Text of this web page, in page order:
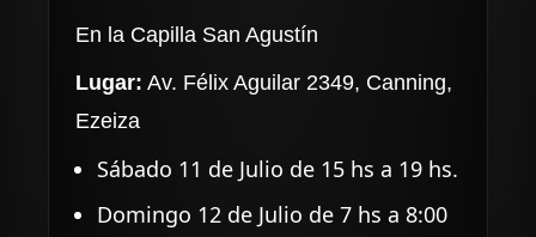
En la Capilla San Agustín
Lugar: Av. Félix Aguilar 2349, Canning,
Ezeiza
Sábado 11 de Julio de 15 hs a 19 hs.
Domingo 12 de Julio de 7 hs a 8:00